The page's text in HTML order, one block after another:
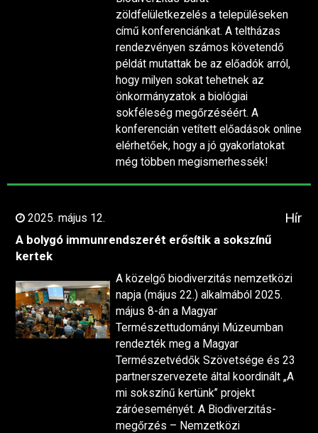
zöldfelületkezelés a településeken
című konferenciánkat. A teltházas
rendezvényen számos követendő
példát mutattak be az előadók arról,
hogy milyen sokat tehetnek az
önkormányzatok a biológiai
sokféleség megőrzéséért. A
konferencián vetített előadások online
elérhetőek, hogy a jó gyakorlatokat
még többen megismerhessék!
2025. május 12. Hír
A bolygó immunrendszerét erősítik a sokszínű
kertek
A közelgő biodiverzitás nemzetközi
napja (május 22.) alkalmából 2025.
május 8-án a Magyar
Természettudományi Múzeumban
rendezték meg a Magyar
Természetvédők Szövetsége és 23
partnerszervezete által koordinált „A
mi sokszínű kertünk” projekt
záróeseményét. A Biodiverzitás-
megőrzés – Nemzetközi